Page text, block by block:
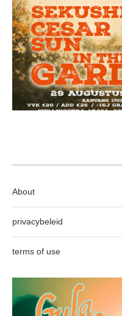
About
privacybeleid
terms of use